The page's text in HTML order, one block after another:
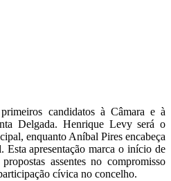
candidatos à Câmara e à
Delgada. Henrique Levy será o
enquanto Aníbal Pires encabeça
apresentação marca o início de
assentes no compromisso
cívica no concelho.